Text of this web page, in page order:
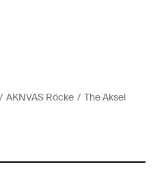
AKNVAS Röcke
The Aksel